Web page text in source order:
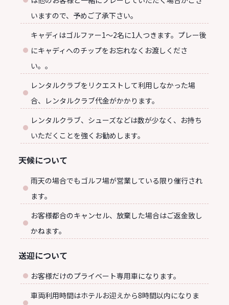
いますので、予めご了承下さい。
キャディはゴルファー1～2名に1人つきます。プレー後
にキャディへのチップをお忘れなくお渡しくださ
い。。
レンタルクラブをリクエストして利用しなかった場
合、レンタルクラブ代金がかかります。
レンタルクラブ、シューズなどは数が少なく、お持ち
いただくことを強くお勧めします。
天候について
雨天の場合でもゴルフ場が営業している限り催行され
ます。
お客様都合のキャンセル、放棄した場合はご返金致し
かねます。
送迎について
お客様だけのプライベート専用車になります。
車両利用時間はホテルお迎えから8時間以内になりま